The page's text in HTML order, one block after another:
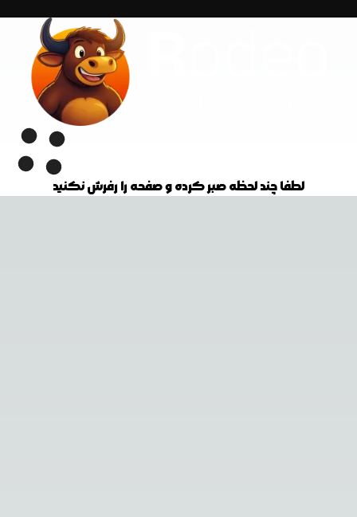
لطفا چند لحظه صبر کرده و صفحه را رفرش نکنید